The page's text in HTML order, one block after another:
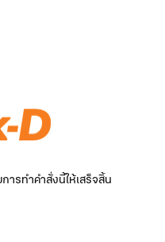
รทำคำสั่งนี้ให้เสร็จสิ้น